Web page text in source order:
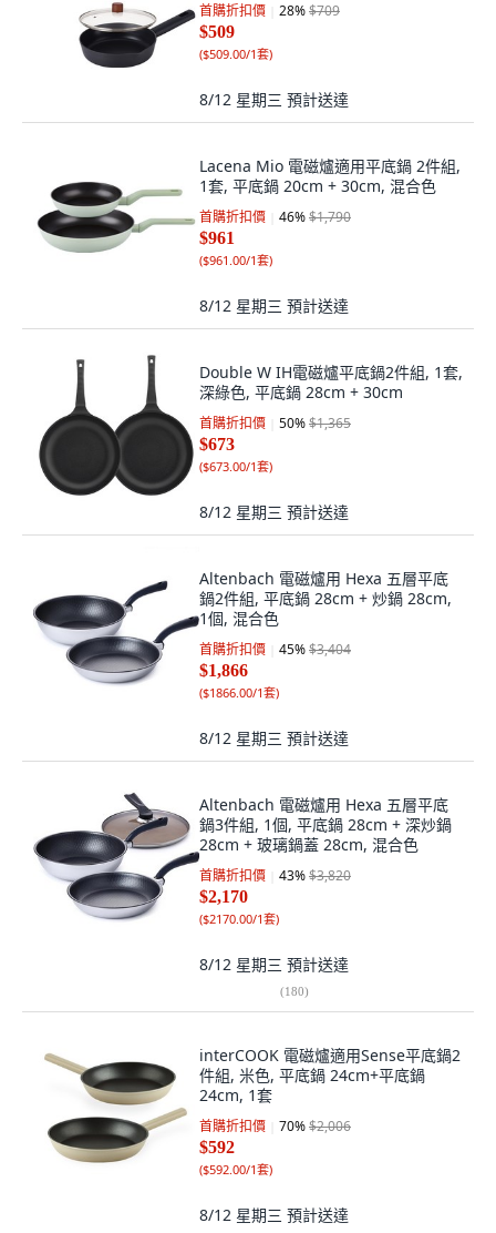
首購折扣價 28%$709
$509
($509.00/1套)
8/12 星期三 預計送達
Lacena Mio 電磁爐適用平底鍋 2件組,
1套, 平底鍋 20cm + 30cm, 混合色
首購折扣價 46%$1,790
$961
($961.00/1套)
8/12 星期三 預計送達
Double W IH電磁爐平底鍋2件組, 1套,
深綠色, 平底鍋 28cm + 30cm
首購折扣價 50%$1,365
$673
($673.00/1套)
8/12 星期三 預計送達
Altenbach 電磁爐用 Hexa 五層平底
鍋2件組, 平底鍋 28cm + 炒鍋 28cm,
1個, 混合色
首購折扣價 45%$3,404
$1,866
($1866.00/1套)
8/12 星期三 預計送達
Altenbach 電磁爐用 Hexa 五層平底
鍋3件組, 1個, 平底鍋 28cm + 深炒鍋
28cm + 玻璃鍋蓋 28cm, 混合色
首購折扣價 43%$3,820
$2,170
($2170.00/1套)
8/12 星期三 預計送達
(180)
interCOOK 電磁爐適用Sense平底鍋2
件組, 米色, 平底鍋 24cm+平底鍋
24cm, 1套
首購折扣價 70%$2,006
$592
($592.00/1套)
8/12 星期三 預計送達